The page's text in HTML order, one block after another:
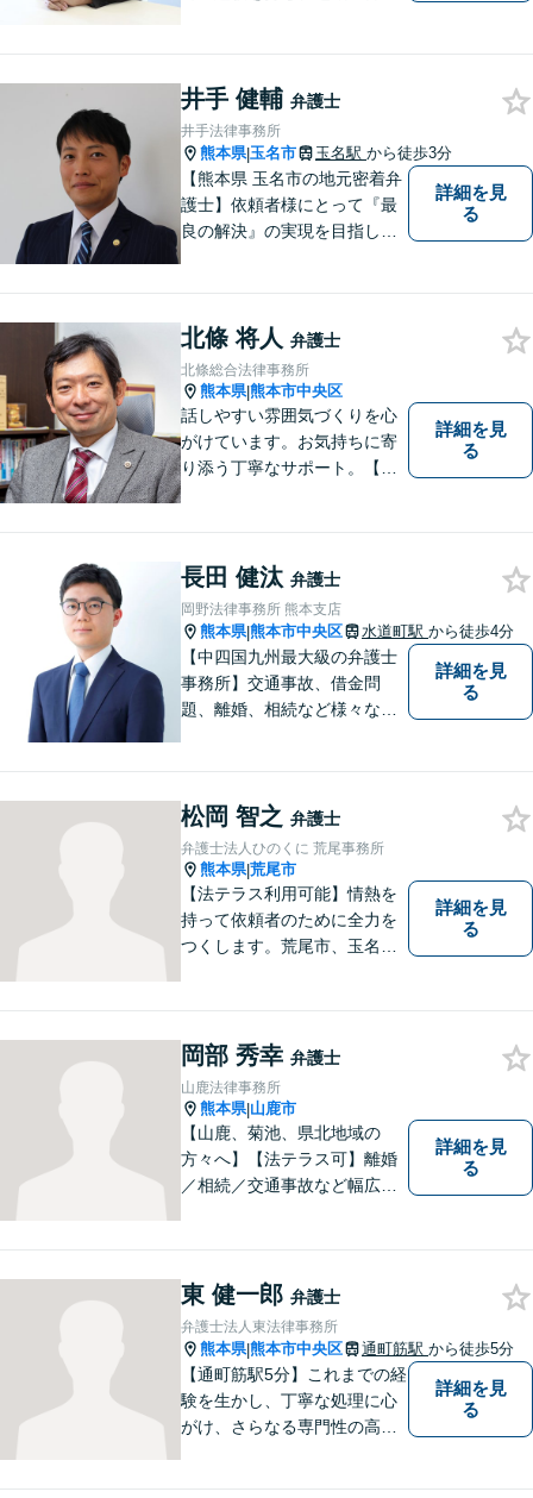
懇切丁寧に対応し、解決を目
指します【LINE対応】
井手 健輔 弁護士
井手法律事務所
熊本県|玉名市 玉名駅 から徒歩3分
【熊本県 玉名市の地元密着弁
護士】依頼者様にとって『最
良の解決』の実現を目指しま
詳細を見
る
北條 将人 弁護士
北條総合法律事務所
熊本県|熊本市中央区
話しやすい雰囲気づくりを心
がけています。お気持ちに寄
り添う丁寧なサポート。【借
ート。企業からのご相談も承
ります【交通事故】弁護士費
用特約の利用可【夜間・休日
面談可】
詳細を見
る
長田 健汰 弁護士
岡野法律事務所 熊本支店
熊本県|熊本市中央区 水道町駅 から徒歩4分
【中四国九州最大級の弁護士
事務所】交通事故、借金問
題、離婚、相続など様々な問
い！
詳細を見
る
松岡 智之 弁護士
弁護士法人ひのくに 荒尾事務所
熊本県|荒尾市
【法テラス利用可能】情熱を
持って依頼者のために全力を
つくします。荒尾市、玉名郡
にも対応可能ですのでお気軽
にご相談ください。【幅広い
案件のご相談可能】
詳細を見
る
岡部 秀幸 弁護士
山鹿法律事務所
熊本県|山鹿市
【山鹿、菊池、県北地域の
方々へ】【法テラス可】離婚
／相続／交通事故など幅広く
供してまいります。お気軽に
ご相談を！
詳細を見
る
東 健一郎 弁護士
弁護士法人東法律事務所
熊本県|熊本市中央区 通町筋駅 から徒歩5分
【通町筋駅5分】これまでの経
験を生かし、丁寧な処理に心
がけ、さらなる専門性の高い
詳細を見
る